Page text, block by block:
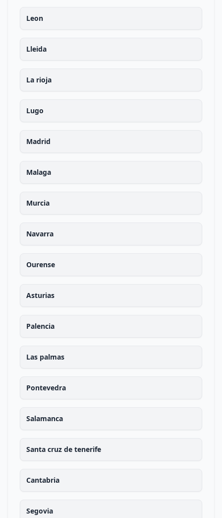
Leon
Lleida
La rioja
Lugo
Madrid
Malaga
Murcia
Navarra
Ourense
Asturias
Palencia
Las palmas
Pontevedra
Salamanca
Santa cruz de tenerife
Cantabria
Segovia